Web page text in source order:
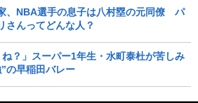
、NBA選手の息子は八村塁の元同僚 パ
さんってどんな人？
ね？」スーパー1年生・水町泰杜が苦しみ
の早稲田バレー